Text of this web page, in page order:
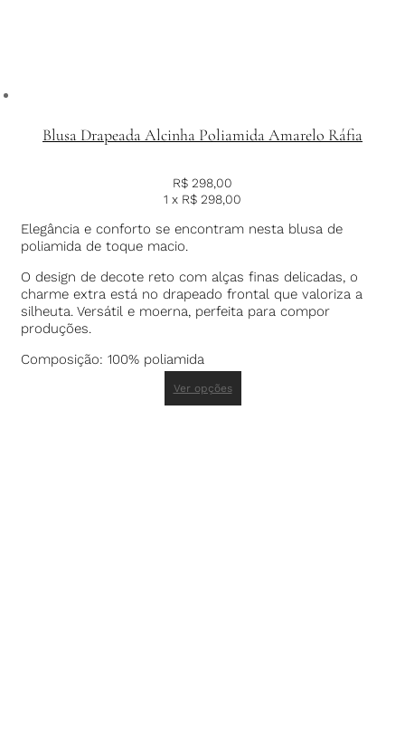
Blusa Drapeada Alcinha Poliamida Amarelo Ráfia
R$ 298,00
1 x R$ 298,00
Elegância e conforto se encontram nesta blusa de
poliamida de toque macio.
O design de decote reto com alças finas delicadas, o
charme extra está no drapeado frontal que valoriza a
silheuta. Versátil e moerna, perfeita para compor
produções.
Composição: 100% poliamida
Ver opções